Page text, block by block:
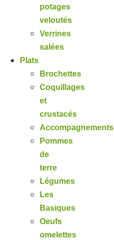
potages
veloutés
Verrines
salées
Plats
Brochettes
Coquillages
et
crustacés
Accompagnements
Pommes
de
terre
Légumes
Les
Basiques
Oeufs
omelettes